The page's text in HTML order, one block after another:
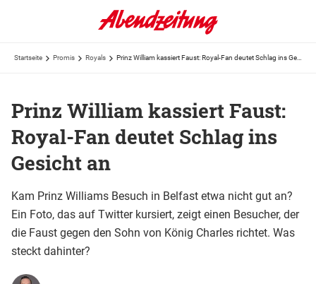
Startseite Promis Royals
Prinz William kassiert Faust:
Royal-Fan deutet Schlag ins
Gesicht an
Kam Prinz Williams Besuch in Belfast etwa nicht gut an?
Ein Foto, das auf Twitter kursiert, zeigt einen Besucher, der
die Faust gegen den Sohn von König Charles richtet. Was
steckt dahinter?